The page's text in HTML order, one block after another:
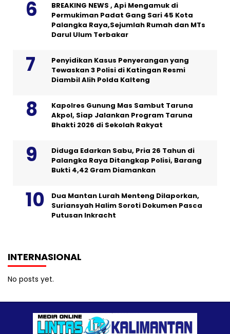
BREAKING NEWS , Api Mengamuk di
Permukiman Padat Gang Sari 45 Kota
Palangka Raya,Sejumlah Rumah dan MTs
Darul Ulum Terbakar
Penyidikan Kasus Penyerangan yang
Tewaskan 3 Polisi di Katingan Resmi
Diambil Alih Polda Kalteng
Kapolres Gunung Mas Sambut Taruna
Akpol, Siap Jalankan Program Taruna
Bhakti 2026 di Sekolah Rakyat
Diduga Edarkan Sabu, Pria 26 Tahun di
Palangka Raya Ditangkap Polisi, Barang
Bukti 4,42 Gram Diamankan
Dua Mantan Lurah Menteng Dilaporkan,
Suriansyah Halim Soroti Dokumen Pasca
Putusan Inkracht
INTERNASIONAL
No posts yet.